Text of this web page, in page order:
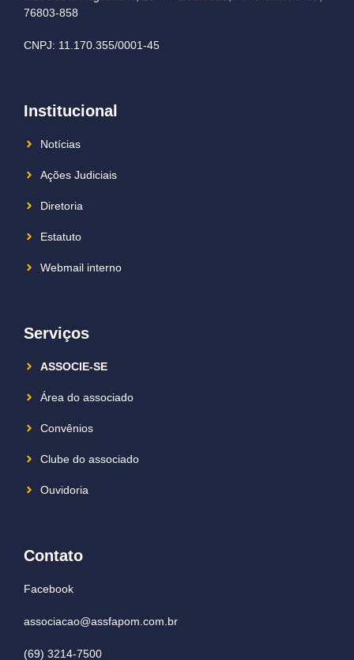
76803-858
CNPJ: 11.170.355/0001-45
Institucional
Notícias
Ações Judiciais
Diretoria
Estatuto
Webmail interno
Serviços
ASSOCIE-SE
Área do associado
Convênios
Clube do associado
Ouvidoria
Contato
Facebook
associacao@assfapom.com.br
(69) 3214-7500